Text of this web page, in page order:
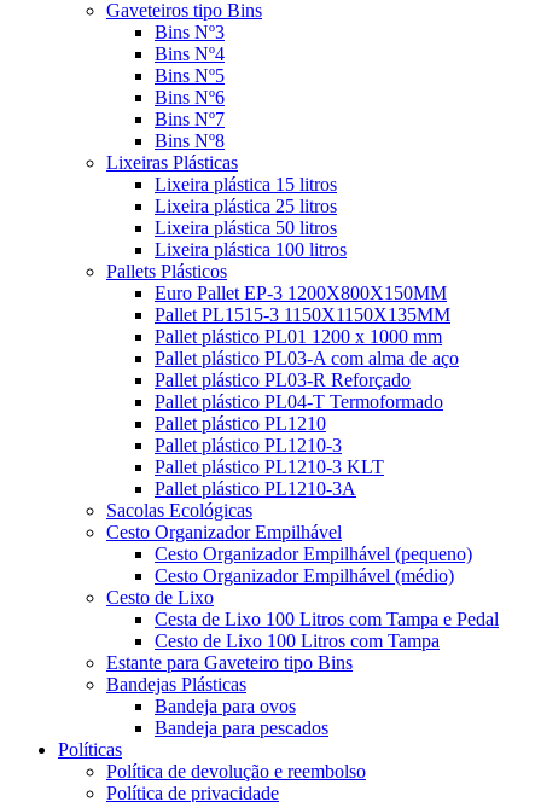
Gaveteiros tipo Bins
Bins Nº3
Bins Nº4
Bins Nº5
Bins Nº6
Bins Nº7
Bins Nº8
Lixeiras Plásticas
Lixeira plástica 15 litros
Lixeira plástica 25 litros
Lixeira plástica 50 litros
Lixeira plástica 100 litros
Pallets Plásticos
Euro Pallet EP-3 1200X800X150MM
Pallet PL1515-3 1150X1150X135MM
Pallet plástico PL01 1200 x 1000 mm
Pallet plástico PL03-A com alma de aço
Pallet plástico PL03-R Reforçado
Pallet plástico PL04-T Termoformado
Pallet plástico PL1210
Pallet plástico PL1210-3
Pallet plástico PL1210-3 KLT
Pallet plástico PL1210-3A
Sacolas Ecológicas
Cesto Organizador Empilhável
Cesto Organizador Empilhável (pequeno)
Cesto Organizador Empilhável (médio)
Cesto de Lixo
Cesta de Lixo 100 Litros com Tampa e Pedal
Cesto de Lixo 100 Litros com Tampa
Estante para Gaveteiro tipo Bins
Bandejas Plásticas
Bandeja para ovos
Bandeja para pescados
Políticas
Política de devolução e reembolso
Política de privacidade